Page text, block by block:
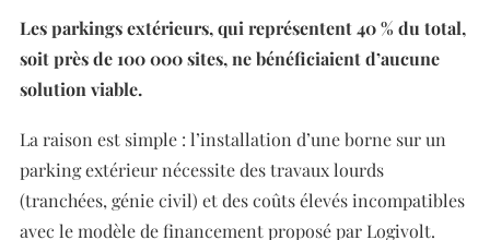
Les parkings extérieurs, qui représentent 40 % du total,
soit près de 100 000 sites, ne bénéficiaient d’aucune
solution viable.
La raison est simple : l’installation d’une borne sur un
parking extérieur nécessite des travaux lourds
(tranchées, génie civil) et des coûts élevés incompatibles
avec le modèle de financement proposé par Logivolt.